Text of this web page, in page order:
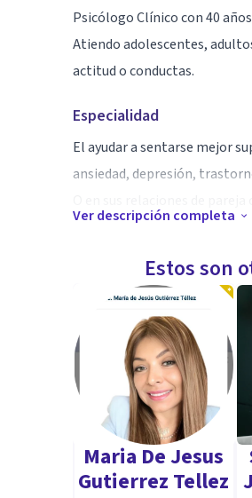
Psicólogo Clínico con 40
Atiendo adolescentes,
actitud o conductas.
Especialidad
El ayudar a sentarse mejor
ansiedad, depresión,
El conocimiento aunado a
Ver descripción completa
Estos son
Maria De Jesus
Gutierrez Tellez